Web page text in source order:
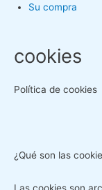
Su compra
cookies
Política de cookies
¿Qué son las
Las cookies son